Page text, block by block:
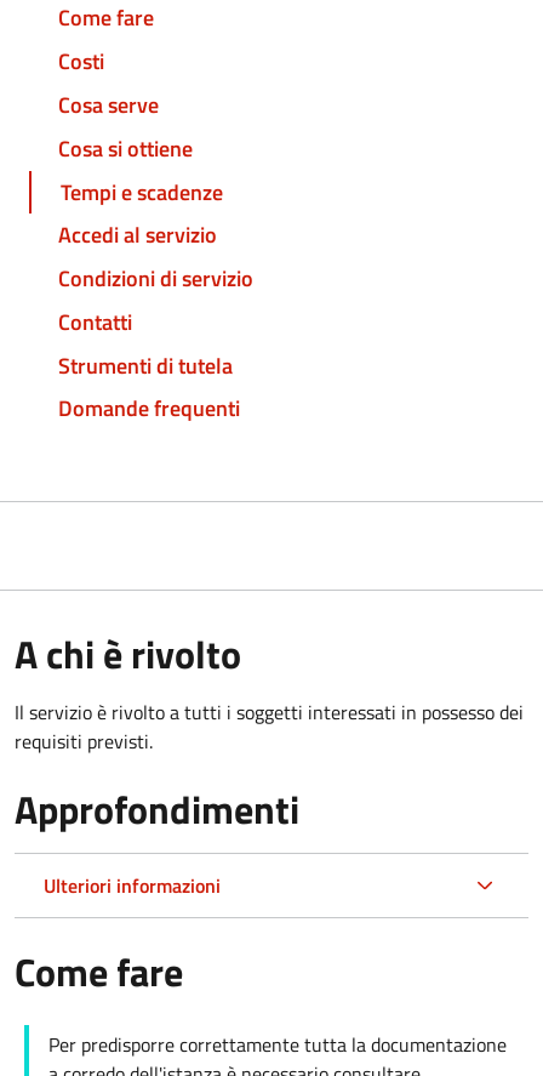
Come fare
Costi
Cosa serve
Cosa si ottiene
Tempi e scadenze
Accedi al servizio
Condizioni di servizio
Contatti
Strumenti di tutela
Domande frequenti
A chi è rivolto
Il servizio è rivolto a tutti i soggetti interessati in possesso dei
requisiti previsti.
Approfondimenti
Ulteriori informazioni
Come fare
Per predisporre correttamente tutta la documentazione